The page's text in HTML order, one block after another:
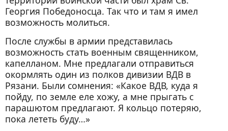
Георгия Победоносца. Так что и там я имел
возможность молиться.
После службы в армии представилась
возможность стать военным священником,
капелланом. Мне предлагали отправиться
окормлять один из полков дивизии ВДВ в
Рязани. Были сомнения: «Какое ВДВ, куда я
пойду, по земле еле хожу, а мне прыгать с
парашютом предлагают. Я кольцо потеряю,
пока лететь буду…»